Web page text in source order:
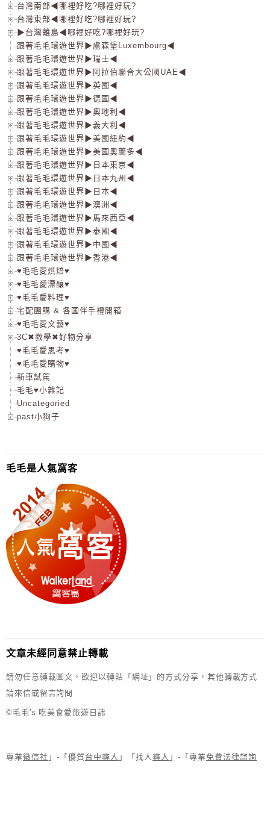
台灣南部◀哪裡好吃?哪裡好玩?
台灣東部◀哪裡好吃?哪裡好玩?
▶台灣離島◀哪裡好吃?哪裡好玩?
跟著毛毛環遊世界▶盧森堡Luxembourg◀
跟著毛毛環遊世界▶瑞士◀
跟著毛毛環遊世界▶阿拉伯聯合大公國UAE◀
跟著毛毛環遊世界▶英國◀
跟著毛毛環遊世界▶德國◀
跟著毛毛環遊世界▶奧地利◀
跟著毛毛環遊世界▶義大利◀
跟著毛毛環遊世界▶美國紐約◀
跟著毛毛環遊世界▶美國奧蘭多◀
跟著毛毛環遊世界▶日本東京◀
跟著毛毛環遊世界▶日本九州◀
跟著毛毛環遊世界▶日本◀
跟著毛毛環遊世界▶澳洲◀
跟著毛毛環遊世界▶馬來西亞◀
跟著毛毛環遊世界▶泰國◀
跟著毛毛環遊世界▶中國◀
跟著毛毛環遊世界▶香港◀
♥毛毛愛烘焙♥
♥毛毛愛漂釀♥
♥毛毛愛料理♥
宅配團購 & 各國伴手禮開箱
♥毛毛愛文藝♥
3C✖教學✖好物分享
♥毛毛愛思考♥
♥毛毛愛購物♥
新車試駕
毛毛♥小雜記
Uncategoried
past小狗子
毛毛是人氣窩客
文章未經同意禁止轉載
請勿任意轉載圖文，歡迎以轉貼「網址」的方式分享，其他轉載方式
請來信或留言詢問
©毛毛's 吃美食愛旅遊日誌
專業徵信社 」-「優質台中尋人 」「找人 尋人 」-「專業免費法律諮詢